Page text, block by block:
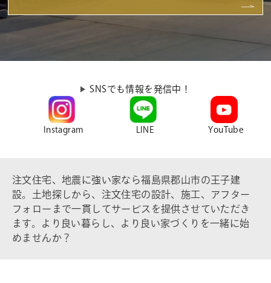
SNSでも情報を発信中！
Instagram LINE YouTube
注文住宅、地震に強い家なら福島県郡山市の王子建
設。土地探しから、注文住宅の設計、施工、アフター
フォローまで一貫してサービスを提供させていただき
ます。より良い暮らし、より良い家づくりを一緒に始
めませんか？